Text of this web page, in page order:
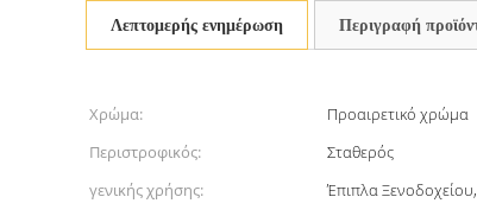
Λεπτομερής ενημέρωση Περιγραφή
Χρώμα: Προαιρετικό χρώμα
Περιστροφικός:
Σταθερός
γενικής χρήσης:
Έπιπλα